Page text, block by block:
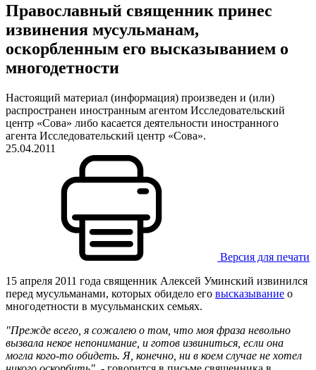
Православный священник принес
извинения мусульманам,
оскорбленным его высказыванием о
многодетности
Настоящий материал (информация) произведен и (или)
распространен иностранным агентом Исследовательский
центр «Сова» либо касается деятельности иностранного
агента Исследовательский центр «Сова».
25.04.2011
Версия для печати
15 апреля 2011 года священник Алексей Уминский извинился
перед мусульманами, которых обидело его высказывание о
многодетности в мусульманских семьях.
"Прежде всего, я сожалею о том, что моя фраза невольно
вызвала некое непонимание, и готов извиниться, если она
могла кого-то обидеть. Я, конечно, ни в коем случае не хотел